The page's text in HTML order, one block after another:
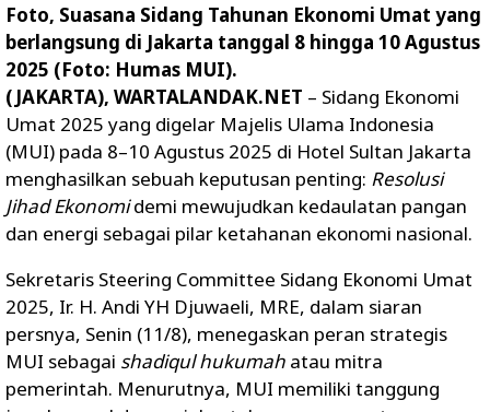
Foto, Suasana Sidang Tahunan Ekonomi Umat yang
berlangsung di Jakarta tanggal 8 hingga 10 Agustus
2025 (Foto: Humas MUI).
(JAKARTA), WARTALANDAK.NET – Sidang Ekonomi
Umat 2025 yang digelar Majelis Ulama Indonesia
(MUI) pada 8–10 Agustus 2025 di Hotel Sultan Jakarta
menghasilkan sebuah keputusan penting: Resolusi
Jihad Ekonomidemi mewujudkan kedaulatan pangan
dan energi sebagai pilar ketahanan ekonomi nasional.
Sekretaris Steering Committee Sidang Ekonomi Umat
2025, Ir. H. Andi YH Djuwaeli, MRE, dalam siaran
persnya, Senin (11/8), menegaskan peran strategis
MUI sebagai shadiqul hukumah atau mitra
pemerintah. Menurutnya, MUI memiliki tanggung